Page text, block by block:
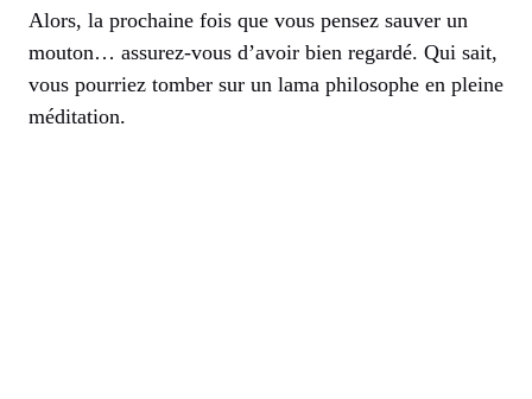
Alors, la prochaine fois que vous pensez sauver un
mouton… assurez-vous d’avoir bien regardé. Qui sait,
vous pourriez tomber sur un lama philosophe en pleine
méditation.